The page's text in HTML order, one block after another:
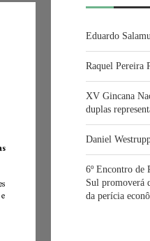
Eduardo
Raquel Pereira
XV Gincana
duplas
Daniel
6º Encontro de
Sul promoverá
da perícia